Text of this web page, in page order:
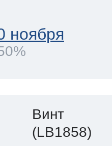
ноября
Винт
(LB1858)